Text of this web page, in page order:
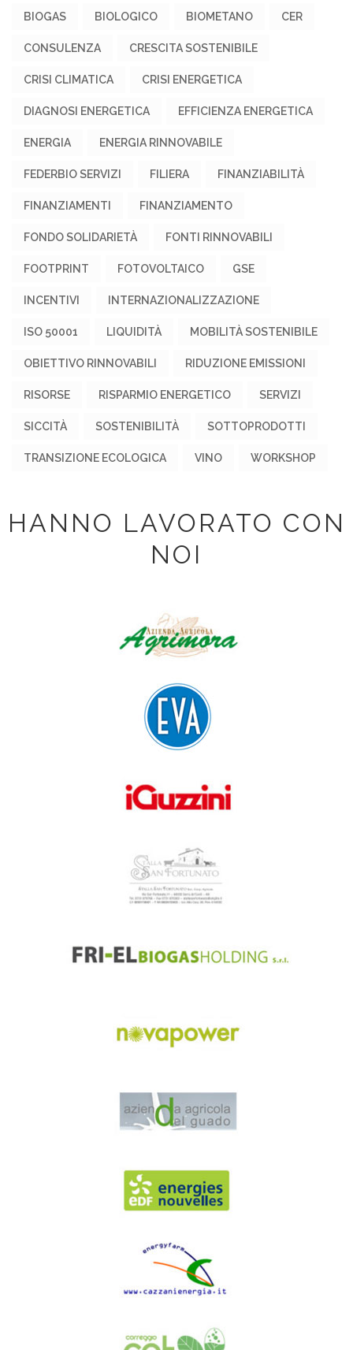
BIOGAS BIOLOGICO BIOMETANO CER
CONSULENZA CRESCITA SOSTENIBILE
CRISI CLIMATICA CRISI ENERGETICA
DIAGNOSI ENERGETICA EFFICIENZA ENERGETICA
ENERGIA ENERGIA RINNOVABILE
FEDERBIO SERVIZI FILIERA FINANZIABILITÀ
FINANZIAMENTI FINANZIAMENTO
FONDO SOLIDARIETÀ FONTI RINNOVABILI
FOOTPRINT FOTOVOLTAICO GSE
INCENTIVI INTERNAZIONALIZZAZIONE
ISO 50001 LIQUIDITÀ MOBILITÀ SOSTENIBILE
OBIETTIVO RINNOVABILI RIDUZIONE EMISSIONI
RISORSE RISPARMIO ENERGETICO SERVIZI
SICCITÀ SOSTENIBILITÀ SOTTOPRODOTTI
TRANSIZIONE ECOLOGICA VINO WORKSHOP
HANNO LAVORATO CON
NOI